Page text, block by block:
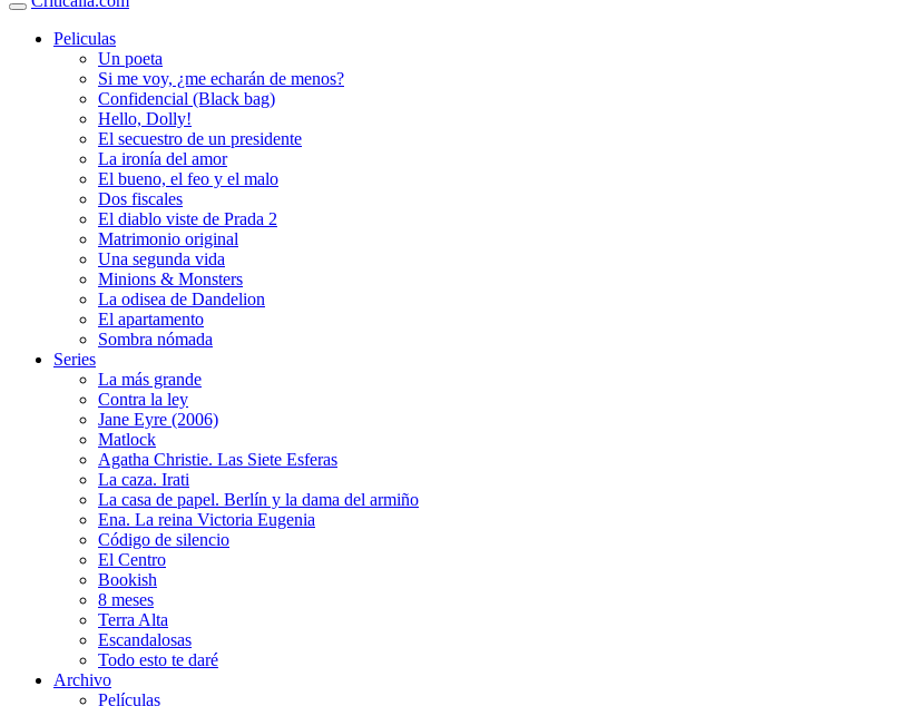
Peliculas
Un poeta
Si me voy, ¿me echarán de menos?
Confidencial (Black bag)
Hello, Dolly!
El secuestro de un presidente
La ironía del amor
El bueno, el feo y el malo
Dos fiscales
El diablo viste de Prada 2
Matrimonio original
Una segunda vida
Minions & Monsters
La odisea de Dandelion
El apartamento
Sombra nómada
Series
La más grande
Contra la ley
Jane Eyre (2006)
Matlock
Agatha Christie. Las Siete Esferas
La caza. Irati
La casa de papel. Berlín y la dama del armiño
Ena. La reina Victoria Eugenia
Código de silencio
El Centro
Bookish
8 meses
Terra Alta
Escandalosas
Todo esto te daré
Archivo
Películas